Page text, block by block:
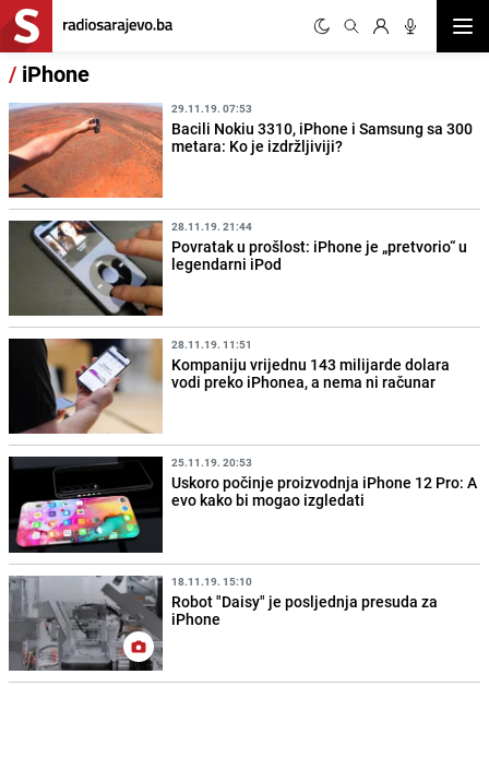
/ iPhone
29.11.19. 07:53
Bacili Nokiu 3310, iPhone i Samsung sa 300
metara: Ko je izdržljiviji?
28.11.19. 21:44
Povratak u prošlost: iPhone je „pretvorio“ u
legendarni iPod
28.11.19. 11:51
Kompaniju vrijednu 143 milijarde dolara
vodi preko iPhonea, a nema ni računar
25.11.19. 20:53
Uskoro počinje proizvodnja iPhone 12 Pro: A
evo kako bi mogao izgledati
18.11.19. 15:10
Robot "Daisy" je posljednja presuda za
iPhone